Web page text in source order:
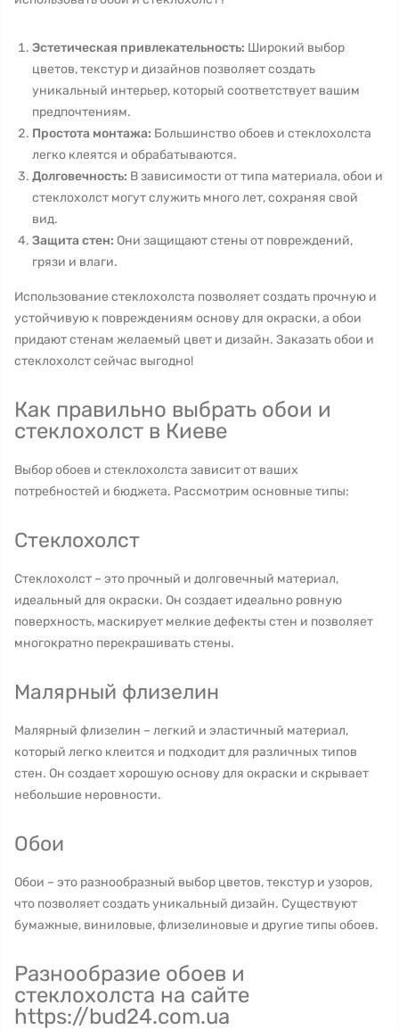
Эстетическая привлекательность: Широкий выбор
цветов, текстур и дизайнов позволяет создать
уникальный интерьер, который соответствует вашим
предпочтениям.
Простота монтажа: Большинство обоев и стеклохолста
легко клеятся и обрабатываются.
Долговечность: В зависимости от типа материала, обои и
стеклохолст могут служить много лет, сохраняя свой
вид.
Защита стен: Они защищают стены от повреждений,
грязи и влаги.
Использование стеклохолста позволяет создать прочную и
устойчивую к повреждениям основу для окраски, а обои
придают стенам желаемый цвет и дизайн. Заказать обои и
стеклохолст сейчас выгодно!
Как правильно выбрать обои и
стеклохолст в Киеве
Выбор обоев и стеклохолста зависит от ваших
потребностей и бюджета. Рассмотрим основные типы:
Стеклохолст
Стеклохолст – это прочный и долговечный материал,
идеальный для окраски. Он создает идеально ровную
поверхность, маскирует мелкие дефекты стен и позволяет
многократно перекрашивать стены.
Малярный флизелин
Малярный флизелин – легкий и эластичный материал,
который легко клеится и подходит для различных типов
стен. Он создает хорошую основу для окраски и скрывает
небольшие неровности.
Обои
Обои – это разнообразный выбор цветов, текстур и узоров,
что позволяет создать уникальный дизайн. Существуют
бумажные, виниловые, флизелиновые и другие типы обоев.
Разнообразие обоев и
стеклохолста на сайте
https://bud24.com.ua